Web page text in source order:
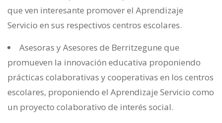
que ven interesante promover el Aprendizaje
Servicio en sus respectivos centros escolares.
Asesoras y Asesores de Berritzegune que
promueven la innovación educativa proponiendo
prácticas colaborativas y cooperativas en los centros
escolares, proponiendo el Aprendizaje Servicio como
un proyecto colaborativo de interés social.